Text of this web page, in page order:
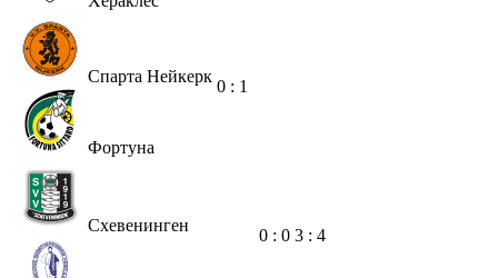
Спарта Нейкерк
Фортуна
0 : 1
Схевенинген
0 : 0 3 : 4